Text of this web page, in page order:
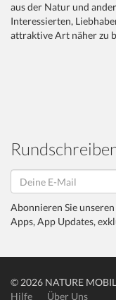
aus der Natur und
Interessierten,
attraktive Art näher zu
Abonnieren Sie
Apps, App Updates,
© 2026 NATURE
Hilfe
Über Uns